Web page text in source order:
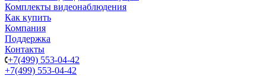
Комплекты видеонаблюдения
Как купить
Компания
Поддержка
Контакты
+7(499) 553-04-42
+7(499) 553-04-42